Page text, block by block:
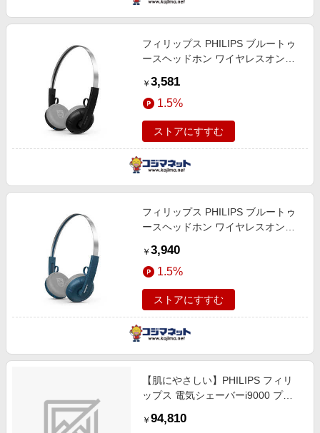
インテリア・寝具
ペット・花・DIY・車
旅行・レジャー・ホテル予約
生活・お役立ち
金融・マネー・保険
楽天サービス特集
お中元特集2026
わくわく夏特集
とことん買い物チャレンジ
Apple公式サイト×楽天カード分割払い
フィリップス PHILIPS ブルートゥ
ースヘッドホン ワイヤレスオンイ
対応］ ブラック TAH2000BK/97
￥ 3,581
1.5%
ストアにすすむ
フィリップス PHILIPS ブルートゥ
ースヘッドホン ワイヤレスオンイ
対応］ ティール TAH2000TL/97
￥ 3,940
1.5%
ストアにすすむ
【肌にやさしい】PHILIPS フィリ
ップス 電気シェーバーi9000 プレ
72枚刃 電動 髭剃り メンズ (回転
￥ 94,810